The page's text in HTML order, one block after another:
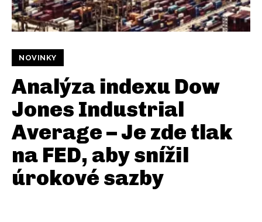
NOVINKY
Analýza indexu Dow
Jones Industrial
Average – Je zde tlak
na FED, aby snížil
úrokové sazby